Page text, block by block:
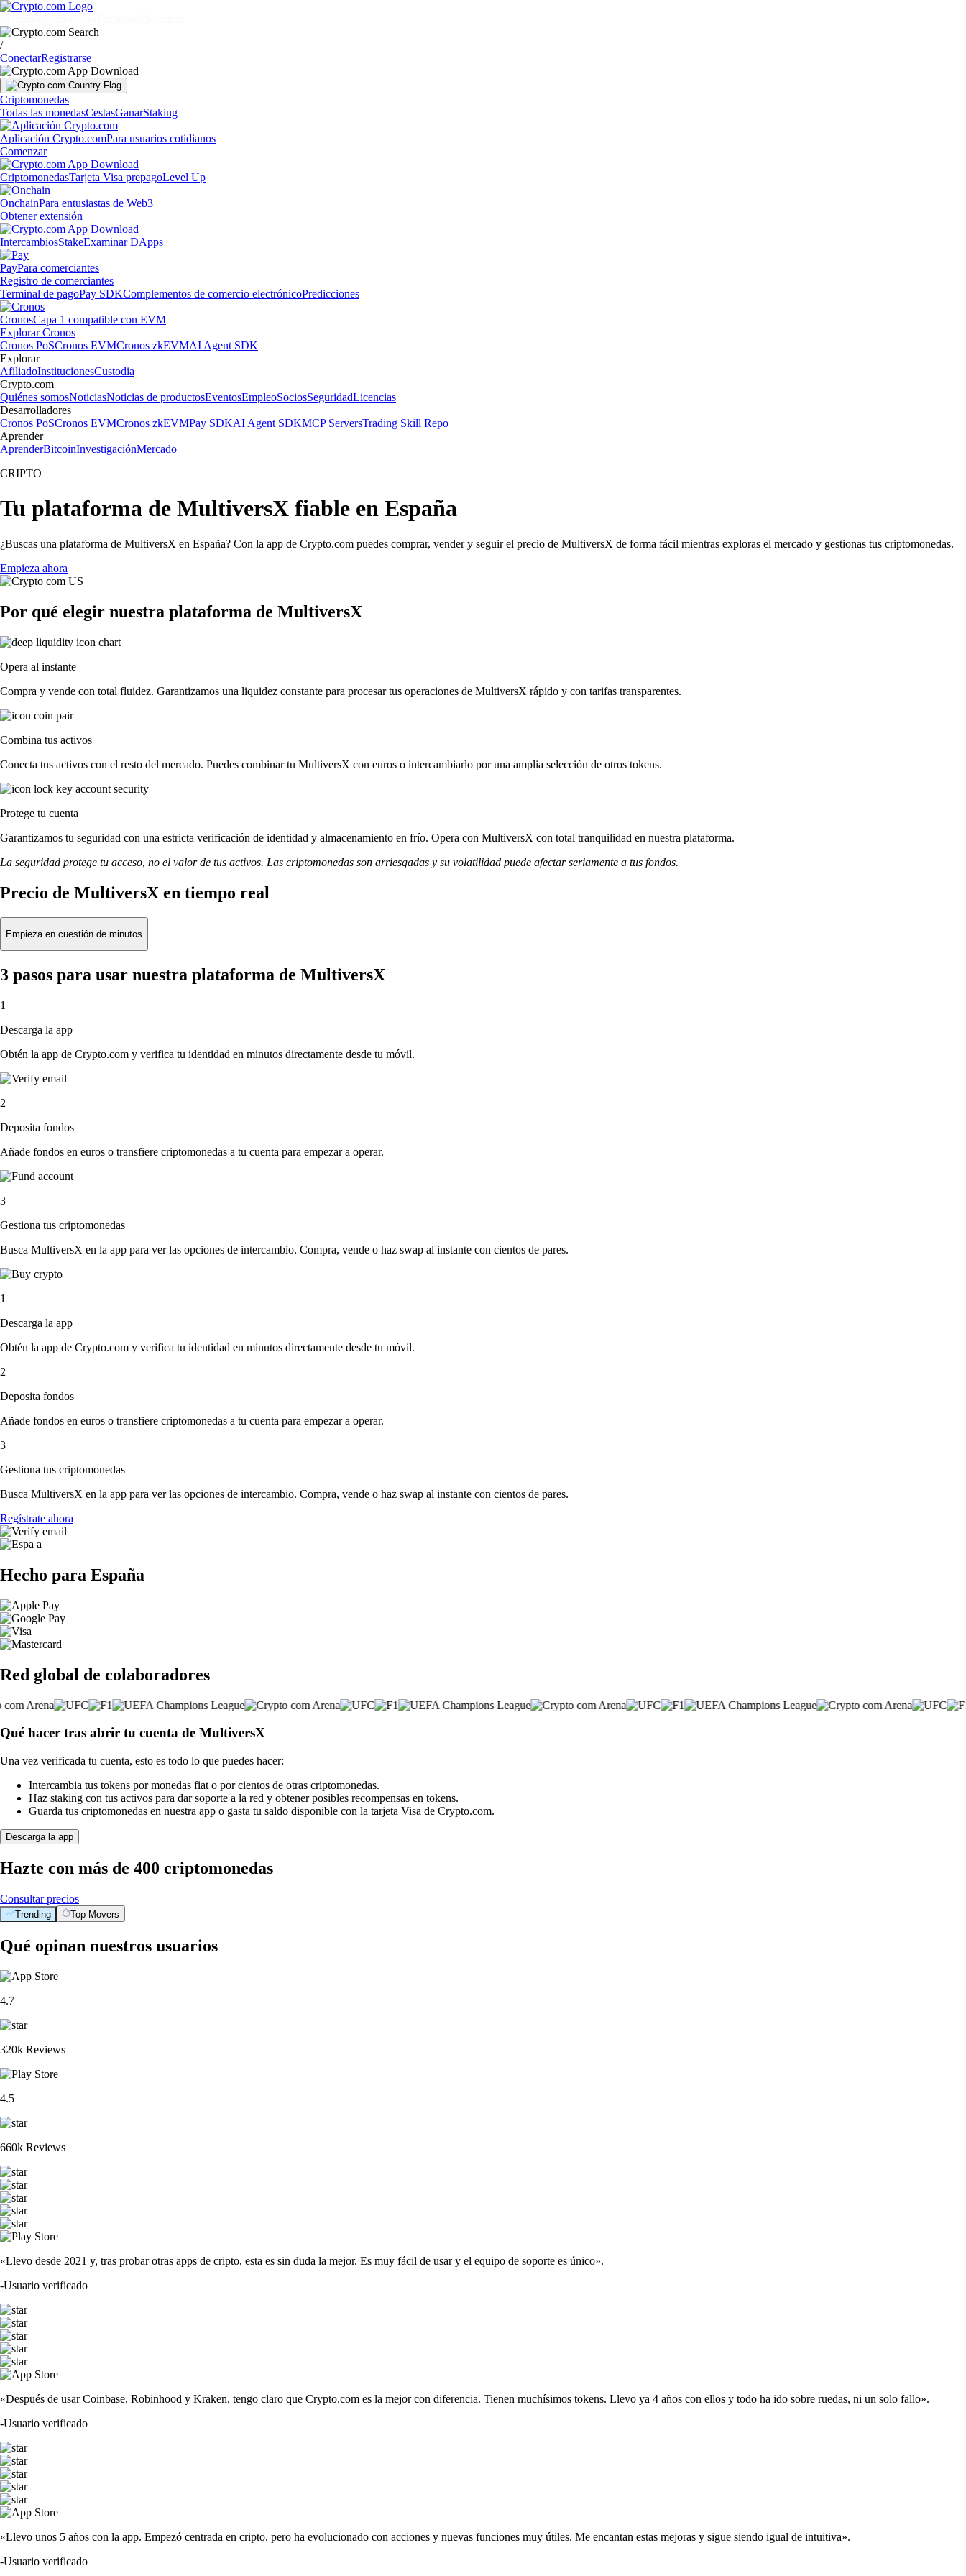
/
ConectarRegistrarse
Criptomonedas
Todas las monedasCestasGanarStaking
Aplicación Crypto.comPara usuarios cotidianos
Comenzar
CriptomonedasTarjeta Visa prepagoLevel Up
OnchainPara entusiastas de Web3
Obtener extensión
IntercambiosStakeExaminar DApps
PayPara comerciantes
Registro de comerciantes
Terminal de pagoPay SDKComplementos de comercio electrónicoPredicciones
CronosCapa 1 compatible con EVM
Explorar Cronos
Cronos PoSCronos EVMCronos zkEVMAI Agent SDK
Explorar
AfiliadoInstitucionesCustodia
Crypto.com
Quiénes somosNoticiasNoticias de productosEventosEmpleoSociosSeguridadLicencias
Desarrolladores
Cronos PoSCronos EVMCronos zkEVMPay SDKAI Agent SDKMCP ServersTrading Skill Repo
Aprender
AprenderBitcoinInvestigaciónMercado
CRIPTO
Tu plataforma de MultiversX fiable en España
¿Buscas una plataforma de MultiversX en España? Con la app de Crypto.com puedes comprar, vender y seguir el precio de MultiversX de forma fácil mientras exploras el mercado y gestionas tus criptomonedas.
Empieza ahora
Por qué elegir nuestra plataforma de MultiversX
Opera al instante
Compra y vende con total fluidez. Garantizamos una liquidez constante para procesar tus operaciones de MultiversX rápido y con tarifas transparentes.
Combina tus activos
Conecta tus activos con el resto del mercado. Puedes combinar tu MultiversX con euros o intercambiarlo por una amplia selección de otros tokens.
Protege tu cuenta
Garantizamos tu seguridad con una estricta verificación de identidad y almacenamiento en frío. Opera con MultiversX con total tranquilidad en nuestra plataforma.
La seguridad protege tu acceso, no el valor de tus activos. Las criptomonedas son arriesgadas y su volatilidad puede afectar seriamente a tus fondos.
Precio de MultiversX en tiempo real
Empieza en cuestión de minutos
3 pasos para usar nuestra plataforma de MultiversX
1
Descarga la app
Obtén la app de Crypto.com y verifica tu identidad en minutos directamente desde tu móvil.
2
Deposita fondos
Añade fondos en euros o transfiere criptomonedas a tu cuenta para empezar a operar.
3
Gestiona tus criptomonedas
Busca MultiversX en la app para ver las opciones de intercambio. Compra, vende o haz swap al instante con cientos de pares.
1
Descarga la app
Obtén la app de Crypto.com y verifica tu identidad en minutos directamente desde tu móvil.
2
Deposita fondos
Añade fondos en euros o transfiere criptomonedas a tu cuenta para empezar a operar.
3
Gestiona tus criptomonedas
Busca MultiversX en la app para ver las opciones de intercambio. Compra, vende o haz swap al instante con cientos de pares.
Regístrate ahora
Hecho para España
Red global de colaboradores
Qué hacer tras abrir tu cuenta de MultiversX
Una vez verificada tu cuenta, esto es todo lo que puedes hacer:
Intercambia tus tokens por monedas fiat o por cientos de otras criptomonedas.
Haz staking con tus activos para dar soporte a la red y obtener posibles recompensas en tokens.
Guarda tus criptomonedas en nuestra app o gasta tu saldo disponible con la tarjeta Visa de Crypto.com.
Descarga la app
Hazte con más de 400 criptomonedas
Consultar precios
Trending Top Movers
Qué opinan nuestros usuarios
4.7
320k Reviews
4.5
660k Reviews
«Llevo desde 2021 y, tras probar otras apps de cripto, esta es sin duda la mejor. Es muy fácil de usar y el equipo de soporte es único».
-Usuario verificado
«Después de usar Coinbase, Robinhood y Kraken, tengo claro que Crypto.com es la mejor con diferencia. Tienen muchísimos tokens. Llevo ya 4 años con ellos y todo ha ido sobre ruedas, ni un solo fallo».
-Usuario verificado
«Llevo unos 5 años con la app. Empezó centrada en cripto, pero ha evolucionado con acciones y nuevas funciones muy útiles. Me encantan estas mejoras y sigue siendo igual de intuitiva».
-Usuario verificado